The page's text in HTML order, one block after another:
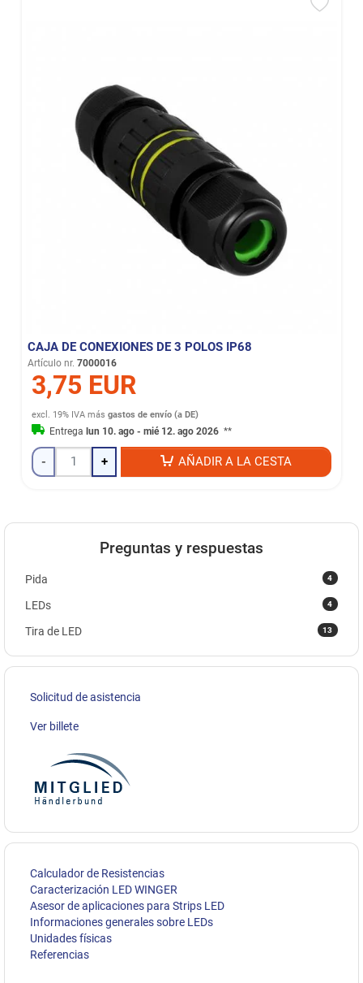
CAJA DE CONEXIONES DE 3 POLOS IP68
Artículo nr. 7000016
3,75 EUR
excl. 19% IVA másgastos de envío (a DE)
Entregalun 10. ago - mié 12. ago 2026 **
- + AÑADIR A LA CESTA
Preguntas y respuestas
4
Pida
4
LEDs
13
Tira de LED
Solicitud de asistencia
Ver billete
Calculador de Resistencias
Caracterización LED WINGER
Asesor de aplicaciones para Strips LED
Informaciones generales sobre LEDs
Unidades físicas
Referencias